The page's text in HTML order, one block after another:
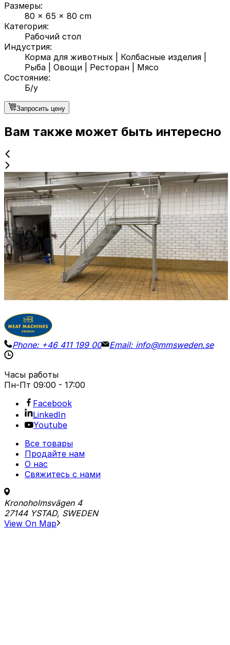
Размеры:
80 x 65 x 80 cm
Категория:
Рабочий стол
Индустрия:
Корма для животных
Колбасные изделия
Рыба
Овощи Ресторан
Мясо
Состояние:
Б/у
Запросить цену
Вам также может быть интересно
Б/у
STAIR / PLATFORM
ID NR3272
220 x 75 x 290 cm
Платформа из нержавеющей стали для инспекций
или использования в качестве переходного
мостика. Высота ступени: 130 см.
Детали
Запросить цену
Phone: +46 411 199 00 Email: info@mmsweden.se
Часы работы
Пн-Пт 09:00 - 17:00
Facebook
LinkedIn
Youtube
Все товары
Продайте нам
О нас
Свяжитесь с нами
Kronoholmsvägen 4
27144 YSTAD, SWEDEN
View On Map